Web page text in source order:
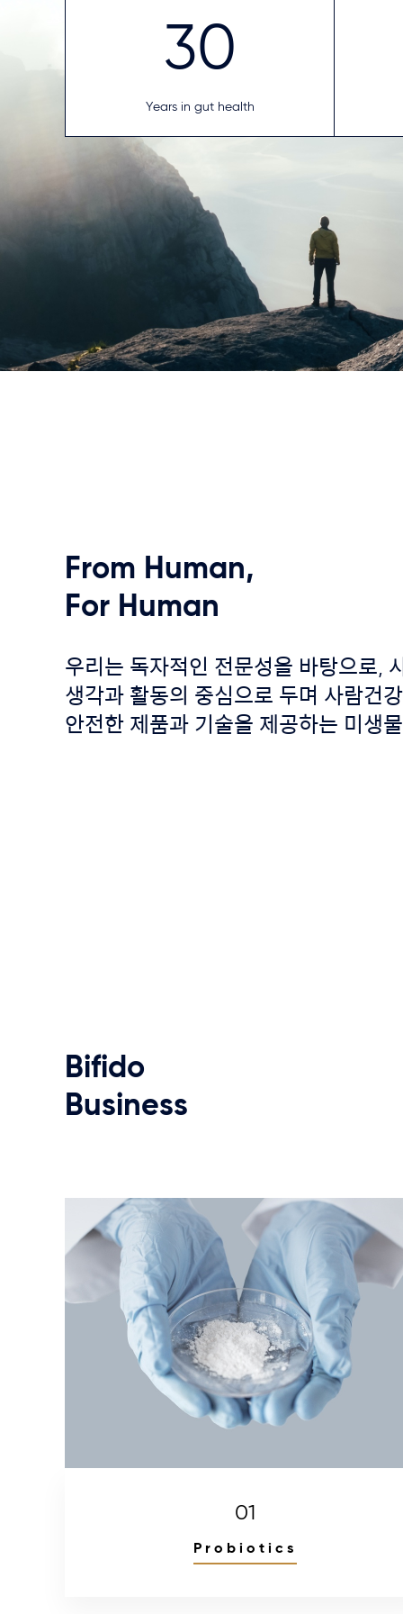
30
Years in gut health
From Human,
For Human
우리는 독자적인 전문성을 바탕으로,
생각과 활동의 중심으로 두며 사람건
안전한 제품과 기술을 제공하는 미생
Bifido
Business
01
Probiotics